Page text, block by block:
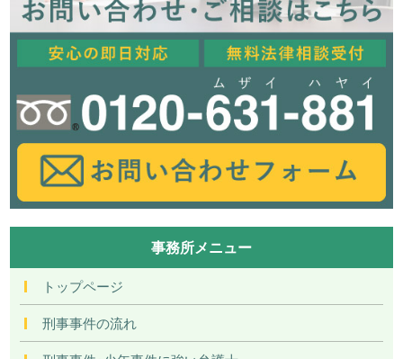
事務所メニュー
トップページ
刑事事件の流れ